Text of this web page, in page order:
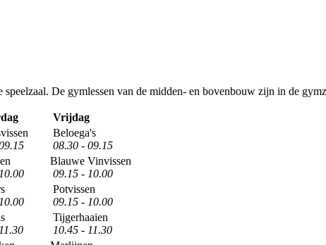
De gymlessen van de midden- en bovenbouw zijn in de
Vrijdag
Beloega's
08.30 - 09.15
Blauwe Vinvissen
09.15 - 10.00
Potvissen
09.15 - 10.00
Tijgerhaaien
10.45 - 11.30